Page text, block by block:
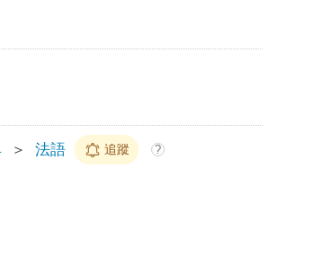
＞ 法語 追蹤 ?